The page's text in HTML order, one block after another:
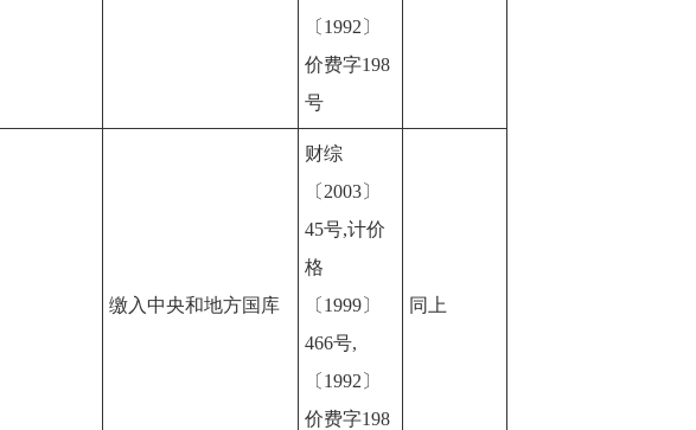
〔1992〕
价费字198
号
缴入中央和地方国库
财综
〔2003〕
45号,计价
格
〔1999〕
466号,
〔1992〕
价费字198
同上